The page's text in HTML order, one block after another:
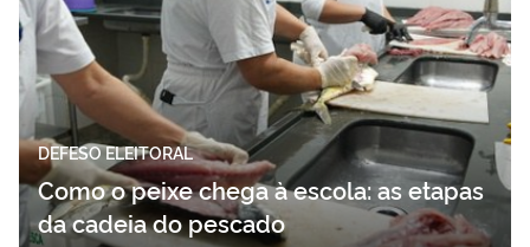
DEFESO ELEITORAL
Como o peixe chega à escola: as etapas
da cadeia do pescado